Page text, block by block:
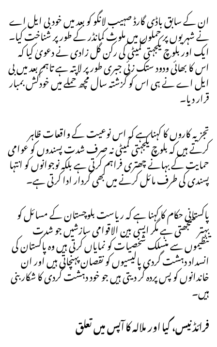
ان کے سابق باڈی گارڈ صہیب لانگو کو بعد میں خود بی ایل اے
نے شہریوں پر حملوں میں ملوث کمانڈر کے طور پر شناخت کیا۔
ایک اور بلوچ یکجہتی کمیٹی کی رکن گل زادی نے دعویٰ کیا کہ
اس کا بھائی ودود ستک زئی جبری طور پر لاپتہ ہے تاہم بعد میں بی
ایل اے نے ہی اس کو گزشتہ سال مچھ حملے میں خودکش بمبار
قرار دیا۔
تجزیہ کاروں کا کہنا ہے کہ اس نوعیت کے واقعات ظاہر
کرتے ہیں کہ بلوچ یکجہتی کمیٹی نہ صرف شدت پسندوں کو عوامی
حمایت کے بہانے چھتری فراہم کرتی ہے بلکہ نوجوانوں کو انتہا
پسندی کی طرف مائل کرنے میں بھی کردار ادا کرتی ہے۔
پاکستانی حکام کا کہنا ہے کہ ریاست بلوچستان کے مسائل کو
بہتر سمجھتی ہے مگر ایسی بین الاقوامی سازشیں جو شدت
تنظیموں سے منسلک شخصیات کو نمایاں کرتی ہیں وہ پاکستان کی
انسداد دہشت گردی پالیسیوں کو نقصان پہنچاتی ہیں اور ان
خاندانوں کو پس پردہ کر دیتی ہیں جو خود دہشت گردی کا شکار بنی
ہیں۔
فرائڈنیس، کیا اور ملالہ کا آپس میں تعلق